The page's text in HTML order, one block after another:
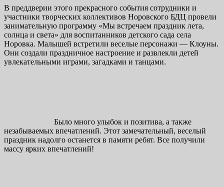
В преддверии этого прекрасного события сотрудники и
участники творческих коллективов Норовского БДЦ провели
занимательную программу «Мы встречаем праздник лета,
солнца и света» для воспитанников детского сада села
Норовка. Малышей встретили веселые персонажи — Клоуны.
Они создали праздничное настроение и развлекли детей
увлекательными играми, загадками и танцами.
Было много улыбок и позитива, а также
незабываемых впечатлений. Этот замечательный, веселый
праздник надолго останется в памяти ребят. Все получили
массу ярких впечатлений!